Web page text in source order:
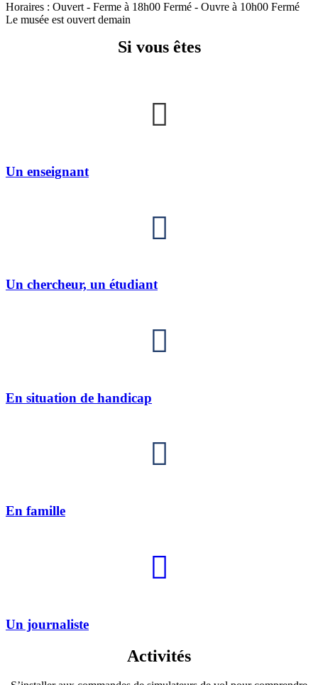
Horaires : Ouvert - Ferme à 18h00 Fermé - Ouvre à 10h00 Fermé
Le musée est ouvert demain
Si vous êtes
Un enseignant
Un chercheur, un étudiant
En situation de handicap
En famille
Un journaliste
Activités